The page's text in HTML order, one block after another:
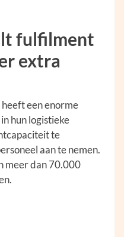
fulfilment
extra
een enorme
hun logistieke
te
aan te nemen.
meer dan 70.000